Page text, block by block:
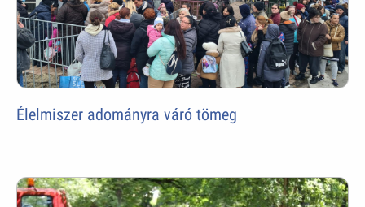
Élelmiszer adományra váró tömeg